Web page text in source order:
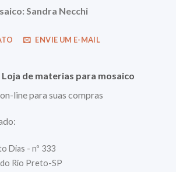
Sandra Necchi
ENVIE UM E-MAIL
Loja de materias para mosaico
line para suas compras
Dias - nº 333
Rio Preto-SP